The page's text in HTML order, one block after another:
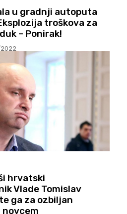
u gradnji autoputa
troškova za
– Ponirak!
hrvatski
Vlade Tomislav
ga za ozbiljan
novcem